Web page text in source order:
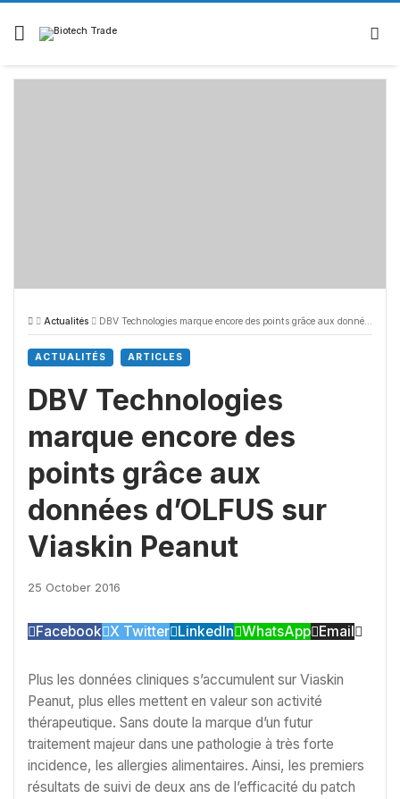
Actualités DBV Technologies marque encore des points grâce aux données d’OLFUS sur Viaskin Peanut
ACTUALITÉS ARTICLES
DBV Technologies
marque encore des
points grâce aux
données d’OLFUS sur
Viaskin Peanut
25 October 2016
Facebook X Twitter LinkedIn WhatsApp Email
Plus les données cliniques s’accumulent sur Viaskin
Peanut, plus elles mettent en valeur son activité
thérapeutique. Sans doute la marque d’un futur
traitement majeur dans une pathologie à très forte
incidence, les allergies alimentaires. Ainsi, les premiers
résultats de suivi de deux ans de l’efficacité du patch